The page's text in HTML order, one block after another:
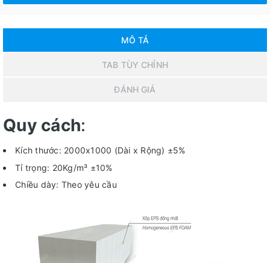
MÔ TẢ
TAB TÙY CHỈNH
ĐÁNH GIÁ
Quy cách:
Kích thước: 2000x1000 (Dài x Rộng) ±5%
Tỉ trọng: 20Kg/m³ ±10%
Chiều dày: Theo yêu cầu